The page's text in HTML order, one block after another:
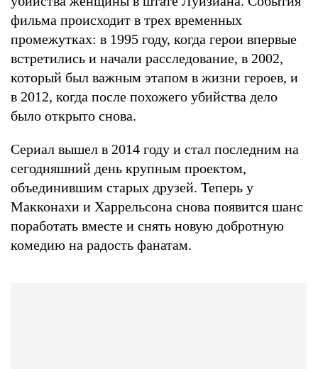
фильма происходит в трех временных
промежутках: в 1995 году, когда герои впервые
встретились и начали расследование, в 2002,
который был важным этапом в жизни героев, и
в 2012, когда после похожего убийства дело
было открыто снова.
Сериал вышел в 2014 году и стал последним на
сегодняшний день крупным проектом,
объединившим старых друзей. Теперь у
Макконахи и Харрельсона снова появится шанс
поработать вместе и снять новую добротную
комедию на радость фанатам.